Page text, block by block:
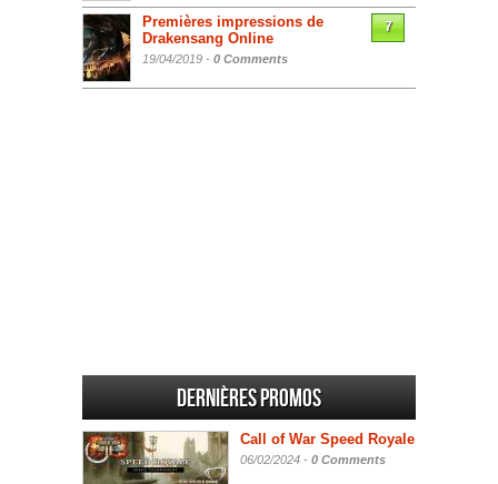
Premières impressions de
Drakensang Online
19/04/2019 - 0 Comments
7
Dernières promos
Call of War Speed Royale
06/02/2024 - 0 Comments